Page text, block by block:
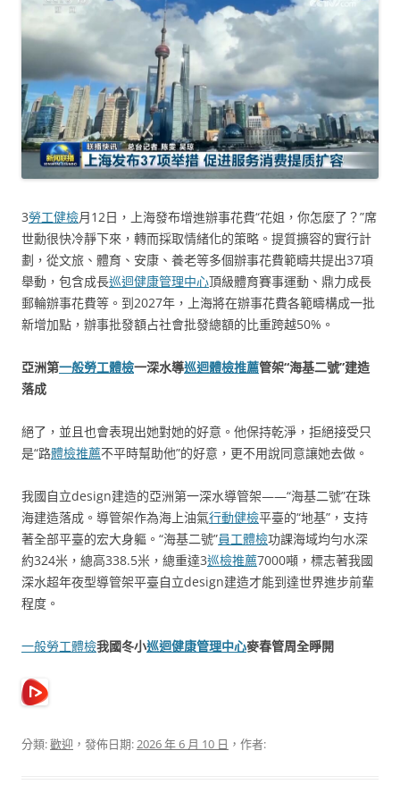
3勞工健檢月12日，上海發布增進辦事花費“花姐，你怎麼了？”席
世勳很快冷靜下來，轉而採取情緒化的策略。提質擴容的實行計
劃，從文旅、體育、安康、養老等多個辦事花費範疇共提出37項
舉動，包含成長巡迴健康管理中心頂級體育賽事運動、鼎力成長
郵輪辦事花費等。到2027年，上海將在辦事花費各範疇構成一批
新增加點，辦事批發額占社會批發總額的比重跨越50%。
亞洲第一般勞工體檢一深水導巡迴體檢推薦管架“海基二號”建造
落成
絕了，並且也會表現出她對她的好意。他保持乾淨，拒絕接受只
是“路體檢推薦不平時幫助他”的好意，更不用說同意讓她去做。
我國自立design建造的亞洲第一深水導管架——“海基二號”在珠
海建造落成。導管架作為海上油氣行動健檢平臺的“地基”，支持
著全部平臺的宏大身軀。“海基二號”員工體檢功課海域均勻水深
約324米，總高338.5米，總重達3巡檢推薦7000噸，標志著我國
深水超年夜型導管架平臺自立design建造才能到達世界進步前輩
程度。
一般勞工體檢我國冬小巡迴健康管理中心麥春管周全睜開
分類:歡迎 ，發佈日期:2026 年 6 月 10 日 ，作者: